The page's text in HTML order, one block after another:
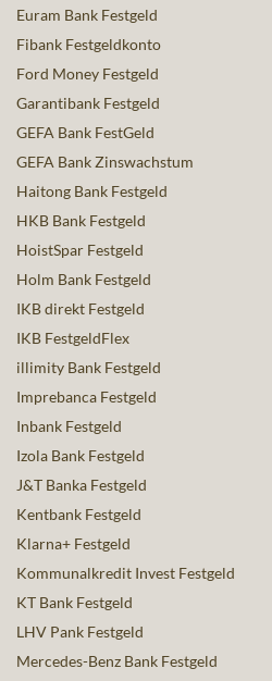
Euram Bank Festgeld
Fibank Festgeldkonto
Ford Money Festgeld
Garantibank Festgeld
GEFA Bank FestGeld
GEFA Bank Zinswachstum
Haitong Bank Festgeld
HKB Bank Festgeld
HoistSpar Festgeld
Holm Bank Festgeld
IKB direkt Festgeld
IKB FestgeldFlex
illimity Bank Festgeld
Imprebanca Festgeld
Inbank Festgeld
Izola Bank Festgeld
J&T Banka Festgeld
Kentbank Festgeld
Klarna+ Festgeld
Kommunalkredit Invest Festgeld
KT Bank Festgeld
LHV Pank Festgeld
Mercedes-Benz Bank Festgeld